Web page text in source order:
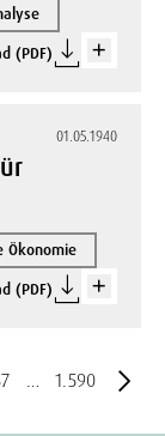
(PDF)
01.05.1940
Ökonomie
(PDF)
… 1.590